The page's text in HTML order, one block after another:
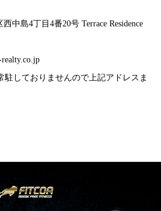
中島4丁目4番20号 Terrace Residence
駐しておりませんので上記アドレスま